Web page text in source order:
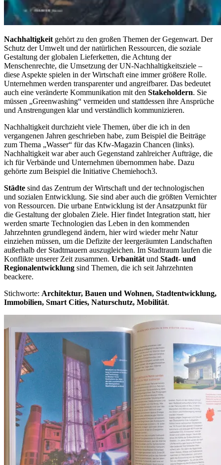
Nachhaltigkeit gehört zu den großen Themen der Gegenwart. Der
Schutz der Umwelt und der natürlichen Ressourcen, die soziale
Gestaltung der globalen Lieferketten, die Achtung der
Menschenrechte, die Umsetzung der UN-Nachhaltigkeitsziele –
diese Aspekte spielen in der Wirtschaft eine immer größere Rolle.
Unternehmen werden transparenter und angreifbarer. Das bedeutet
auch eine veränderte Kommunikation mit den Stakeholdern. Sie
müssen „Greenwashing“ vermeiden und stattdessen ihre Ansprüche
und Anstrengungen klar und verständlich kommunizieren.
Nachhaltigkeit durchzieht viele Themen, über die ich in den
vergangenen Jahren geschrieben habe, zum Beispiel die Beiträge
zum Thema „Wasser“ für das Kfw-Magazin Chancen (links).
Nachhaltigkeit war aber auch Gegenstand zahlreicher Aufträge, die
ich für Verbände und Unternehmen übernommen habe. Dazu
gehörte zum Beispiel die Initiative Chemiehoch3.
Städte sind das Zentrum der Wirtschaft und der technologischen
und sozialen Entwicklung. Sie sind aber auch die größten Vernichter
von Ressourcen. Die urbane Entwicklung ist der Ansatzpunkt für
die Gestaltung der globalen Ziele. Hier findet Integration statt, hier
werden smarte Technologien das Leben in den kommenden
Jahrzehnten grundlegend ändern, hier wird wieder mehr Natur
einziehen müssen, um die Defizite der leergeräumten Landschaften
außerhalb der Stadtmauern auszugleichen. Im Stadtraum laufen die
Konflikte unserer Zeit zusammen. Urbanität und Stadt- und
Regionalentwicklung sind Themen, die ich seit Jahrzehnten
beackere.
Stichworte: Architektur, Bauen und Wohnen, Stadtentwicklung,
Immobilien, Smart Cities, Naturschutz, Mobilität.